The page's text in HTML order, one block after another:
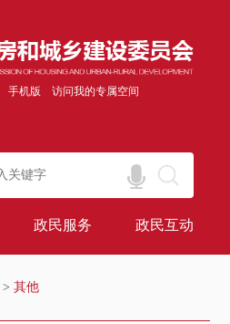
手机版 访问我的专属空间
政民服务 政民互动
>其他